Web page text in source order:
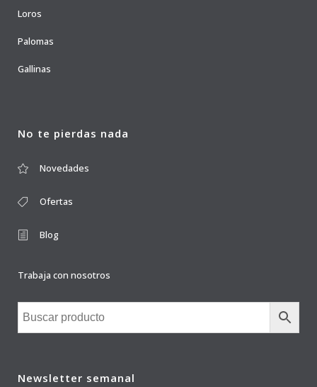
Loros
Palomas
Gallinas
No te pierdas nada
Novedades
Ofertas
Blog
Trabaja con nosotros
Newsletter semanal